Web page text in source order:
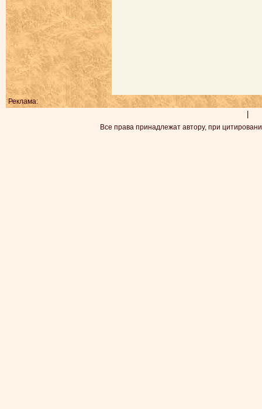
Реклама:
Все права принадлежат автору, при